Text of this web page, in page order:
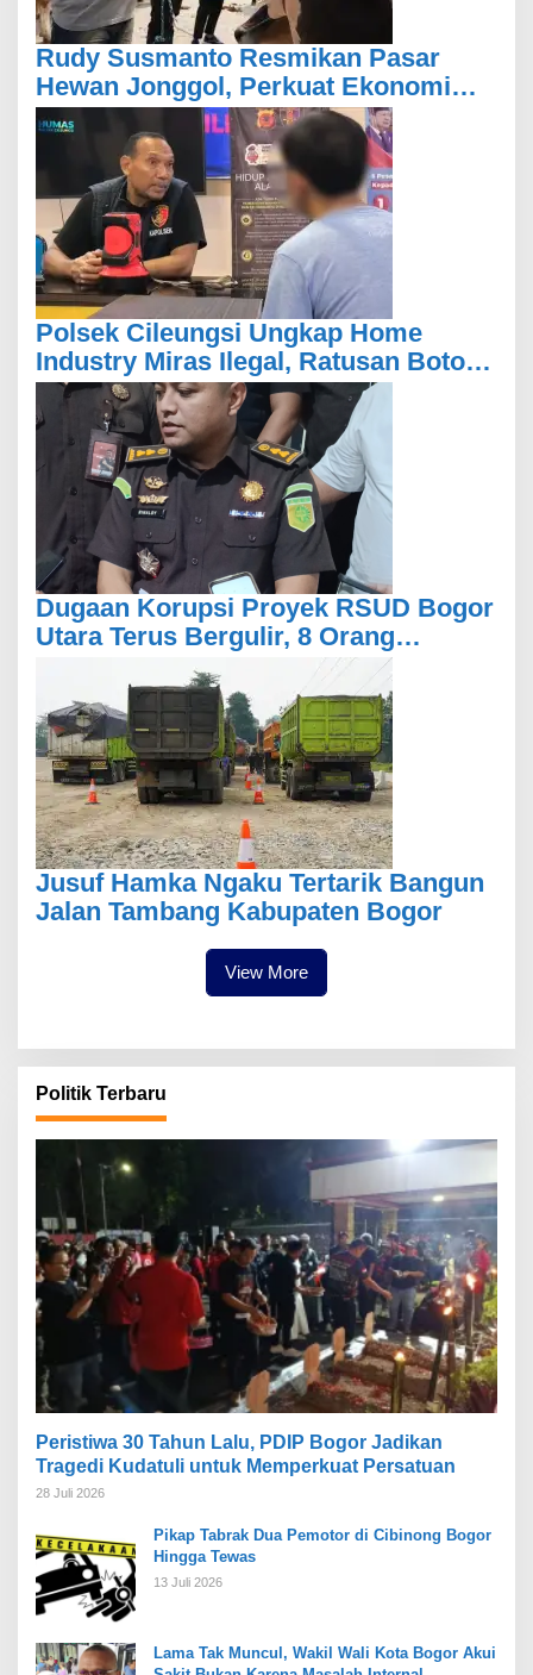
Rudy Susmanto Resmikan Pasar
Hewan Jonggol, Perkuat Ekonomi
Peternakan dan Dukung
Pengembangan Bogor Timur
Polsek Cileungsi Ungkap Home
Industry Miras Ilegal, Ratusan Botol
Disita
Dugaan Korupsi Proyek RSUD Bogor
Utara Terus Bergulir, 8 Orang
Diperiksa Kejari
Jusuf Hamka Ngaku Tertarik Bangun
Jalan Tambang Kabupaten Bogor
View More
Politik Terbaru
Peristiwa 30 Tahun Lalu, PDIP Bogor Jadikan
Tragedi Kudatuli untuk Memperkuat Persatuan
28 Juli 2026
Pikap Tabrak Dua Pemotor di Cibinong Bogor
Hingga Tewas
13 Juli 2026
Lama Tak Muncul, Wakil Wali Kota Bogor Akui